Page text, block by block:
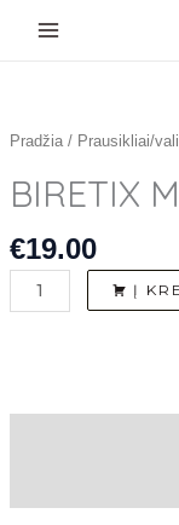
Pradžia/ Prausikliai/
BIRETIX
€19.00
BIRETIX
50
Į